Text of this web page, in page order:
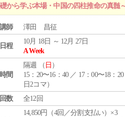
から学ぶ本場・中国の四柱推命の真髄
講師 澤田 昌征
日程
10月 18日 ～ 12月 27日
A Week
時間
隔週 （ 日 ）
15：20〜16：40 ／ 17：00〜18：
日2コマ）
回数
全12回
14,850円（4回／分割支払い）×3